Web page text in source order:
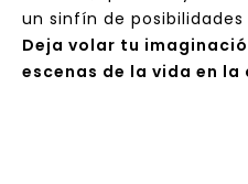
un sinfín de
Deja volar tu
escenas de la vida en la